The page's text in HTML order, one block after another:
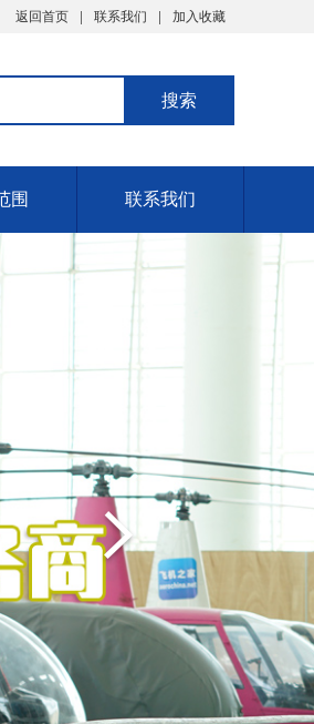
返回首页 联系我们 加入收藏
围 联系我们